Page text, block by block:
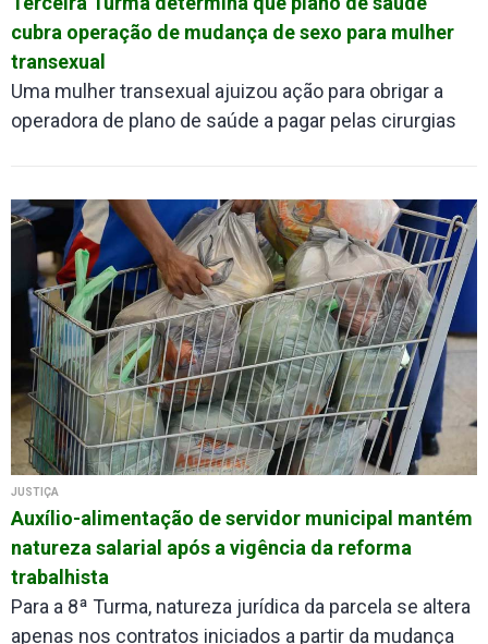
cubra operação de mudança de sexo para mulher
transexual
Uma mulher transexual ajuizou ação para obrigar a
operadora de plano de saúde a pagar pelas cirurgias
JUSTIÇA
Auxílio-alimentação de servidor municipal mantém
natureza salarial após a vigência da reforma
trabalhista
Para a 8ª Turma, natureza jurídica da parcela se altera
apenas nos contratos iniciados a partir da mudança